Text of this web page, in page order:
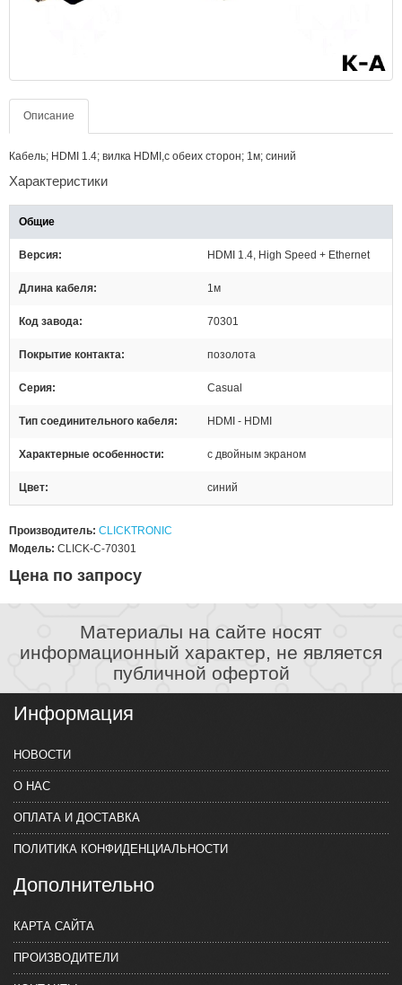
Описание
Кабель; HDMI 1.4; вилка HDMI,с обеих сторон; 1м; синий
Характеристики
Общие
Версия HDMI 1.4, High Speed + Ethernet
Длина кабеля 1м
Код завода 70301
Покрытие контакта позолота
Серия Casual
Тип соединительного кабеля HDMI - HDMI
Характерные особенности с двойным экраном
Цвет синий
Производитель: CLICKTRONIC
Модель: CLICK-C-70301
Цена по запросу
Материалы на сайте носят
информационный характер, не является
публичной офертой
Информация
НОВОСТИ
О НАС
ОПЛАТА И ДОСТАВКА
ПОЛИТИКА КОНФИДЕНЦИАЛЬНОСТИ
Дополнительно
КАРТА САЙТА
ПРОИЗВОДИТЕЛИ